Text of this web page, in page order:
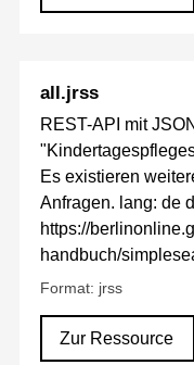
all.jrss
REST-API mit
Es existieren
Anfragen. lang: de
https://
handbuch/
Format: jrss
Zur Ressource